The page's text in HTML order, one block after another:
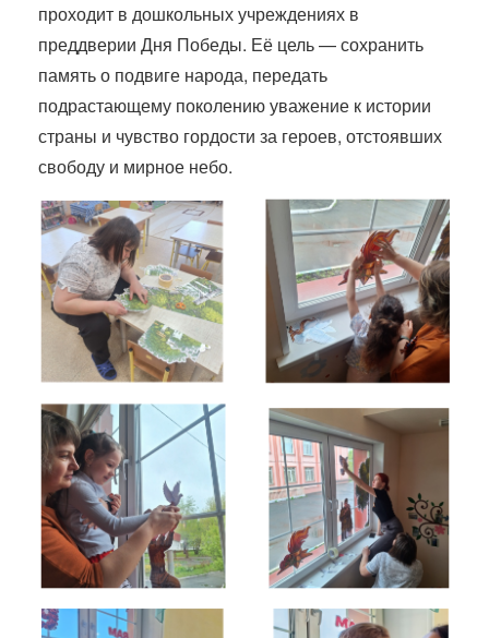
проходит в дошкольных учреждениях в
преддверии Дня Победы. Её цель — сохранить
память о подвиге народа, передать
подрастающему поколению уважение к истории
страны и чувство гордости за героев, отстоявших
свободу и мирное небо.